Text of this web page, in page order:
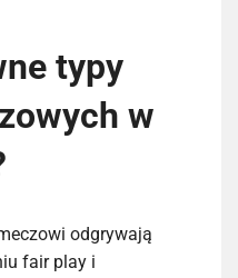
typy
w
odgrywają
fair play i